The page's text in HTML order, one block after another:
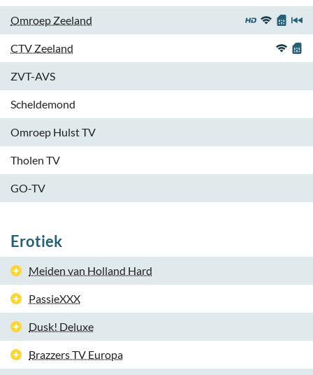
Omroep Zeeland
CTV Zeeland
ZVT-AVS
Scheldemond
Omroep Hulst TV
Tholen TV
GO-TV
Erotiek
Meiden van Holland Hard
PassieXXX
Dusk! Deluxe
Brazzers TV Europa